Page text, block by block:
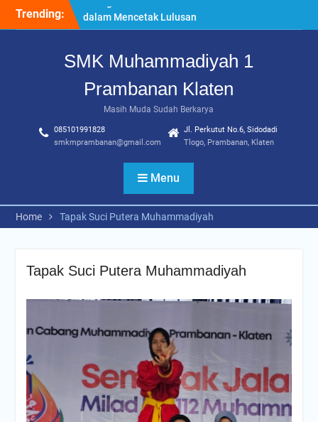
Trending:
“Pesantren Ramadan”
Sebagai Momentum
Perbaikan Diri
dan MPLS, SMK
Komitmen Sekolah Ramah
Anak
Uji Kompetensi Keahlian:
Sinergi SMK Bersama LSP
dalam Mencetak Lulusan
Kompeten dan Siap Kerja
SMK Muhammadiyah 1
Prambanan Klaten
Masih Muda Sudah Berkarya
085101991828
smkmprambanan@gmail.com
Jl. Perkutut No.6, Sidodadi
Tlogo, Prambanan, Klaten
Menu
Home Tapak Suci Putera Muhammadiyah
Tapak Suci Putera Muhammadiyah